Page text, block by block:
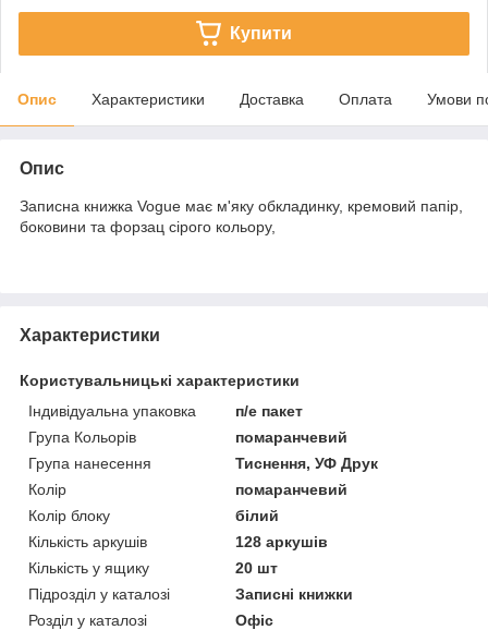
Купити
Опис Характеристики Доставка Оплата Умови
Опис
Записна книжка Vogue має м'яку обкладинку, кремовий папір,
боковини та форзац сірого кольору,
Характеристики
Користувальницькі характеристики
Індивідуальна упаковка
п/е пакет
Група Кольорів
помаранчевий
Група нанесення
Тиснення, УФ Друк
Колір
помаранчевий
Колір блоку
білий
Кількість аркушів
128 аркушів
Кількість у ящику
20 шт
Підрозділ у каталозі
Записні книжки
Розділ у каталозі
Офіс